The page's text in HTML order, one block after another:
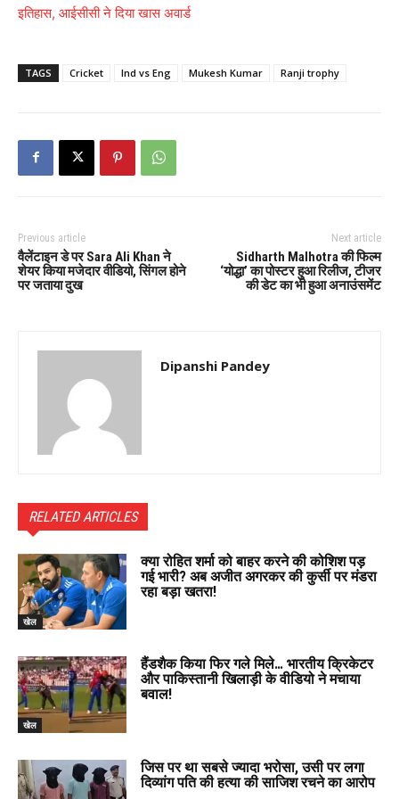
इतिहास, आईसीसी ने दिया खास अवार्ड
TAGS Cricket Ind vs Eng Mukesh Kumar Ranji trophy
Previous article
वैलेंटाइन डे पर Sara Ali Khan ने
शेयर किया मजेदार वीडियो, सिंगल होने
पर जताया दुख
Next article
Sidharth Malhotra की फिल्म
‘योद्धा’ का पोस्टर हुआ रिलीज, टीजर
की डेट का भी हुआ अनाउंसमेंट
Dipanshi Pandey
RELATED ARTICLES
खेल
क्या रोहित शर्मा को बाहर करने की कोशिश पड़
गई भारी? अब अजीत अगरकर की कुर्सी पर मंडरा
रहा बड़ा खतरा!
खेल
हैंडशैक किया फिर गले मिले… भारतीय क्रिकेटर
और पाकिस्तानी खिलाड़ी के वीडियो ने मचाया
बवाल!
जिस पर था सबसे ज्यादा भरोसा, उसी पर लगा
दिव्यांग पति की हत्या की साजिश रचने का आरोप